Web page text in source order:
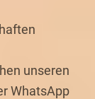
unseren
WhatsApp